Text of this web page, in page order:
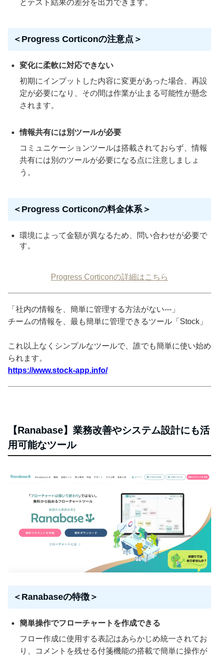
とテスト結果の差分を出力できます。
＜Progress Corticonの注意点＞
変化に柔軟に対応できない
初期にインプットした内容に変更があった場合、再設
定が必要になり、その間は作業が止まる可能性が懸念
されます。
情報共有には別ツールが必要
コミュニケーションツールは搭載されておらず、情報
共有には別のツールが必要になる点に注意しましょ
う。
＜Progress Corticonの料金体系＞
環境によって金額が異なるため、問い合わせが必要で
す。
Progress Corticonの詳細はこちら
「社内の情報を、簡単に管理する方法がない---」
チームの情報を、最も簡単に管理できるツール「Stock」
これ以上なくシンプルなツールで、誰でも簡単に使い始め
られます。
https://www.stock-app.info/
【Ranabase】業務改善やシステム設計にも活
用可能なツール
＜Ranabaseの特徴＞
簡単操作でフローチャートを作成できる
フロー作成に使用する表記はあらかじめ統一されてお
り、コメントを残せる付箋機能の搭載で簡単に操作が